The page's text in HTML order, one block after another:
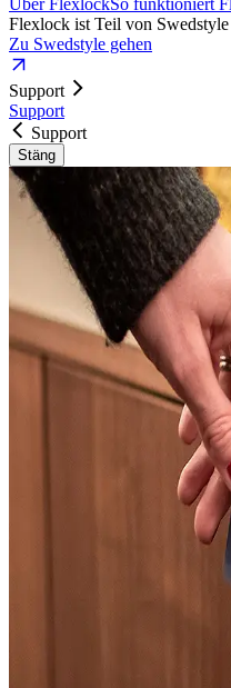
Über FlexlockSo funktioniert
Flexlock ist Teil von Swedstyle
Zu Swedstyle gehen
Support
Support
Support
Stäng